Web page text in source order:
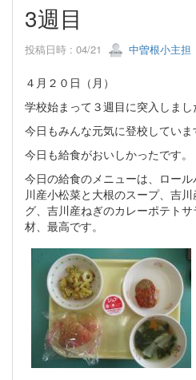
3週目
投稿日時 : 04/21 中曽根小主担
４月２０日（月）
学校始まって３週目に突入しまし
今日もみんな元気に登校していま
今日も給食がおいしかったです。
今日の給食のメニューは、ロー
川産小松菜と大根のスープ、吉
グ、吉川産ねぎのカレーポテト
材、最高です。